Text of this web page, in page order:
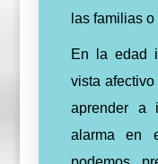
las familias
En la edad
vista
aprender a
alarma en